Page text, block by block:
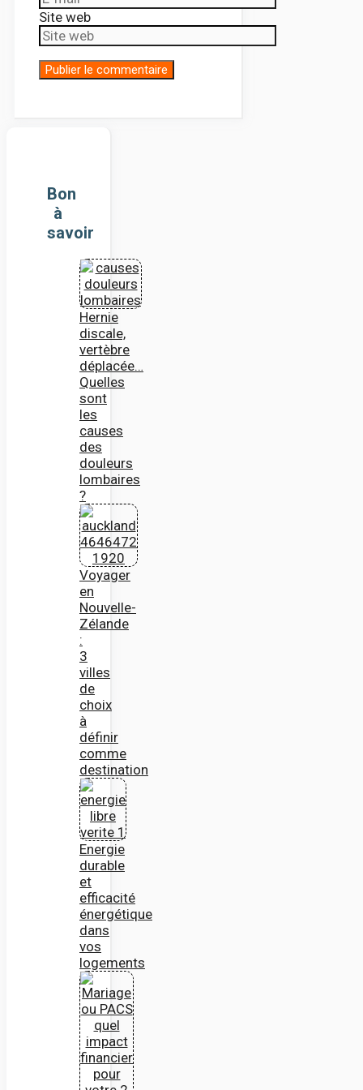
Site web
Bon
à
savoir
Hernie
discale,
vertèbre
déplacée…
Quelles
sont
les
causes
des
douleurs
lombaires
?
Voyager
en
Nouvelle-
Zélande
:
3
villes
de
choix
à
définir
comme
destination
Energie
durable
et
efficacité
énergétique
dans
vos
logements